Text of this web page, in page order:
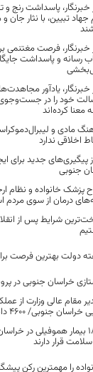
خبرنگار، پاسداشت
تبیین، با نثار جان
خبرنگار، فرصت مغتنمی
رسانه و پاسداشت
خبرنگار، یادآور
خود را در
معنا کرده‌اند
مادی و
اخلاقی ندارد
پیگیری‌های جدید برای
جنوبی
پزشک خانواده و نظام
درمان از سوی
شرایط پس از
دولت بهترین فرصت
خراسان جنوبی در
مقام عالی وزارت از
جنوبی/ ۴۶۰۰ دانش‌آموز زیر چتر «طرح حامی»
۱۸۵ بیمار هموفیلی در
قرار دارند
را مهمترین رکن